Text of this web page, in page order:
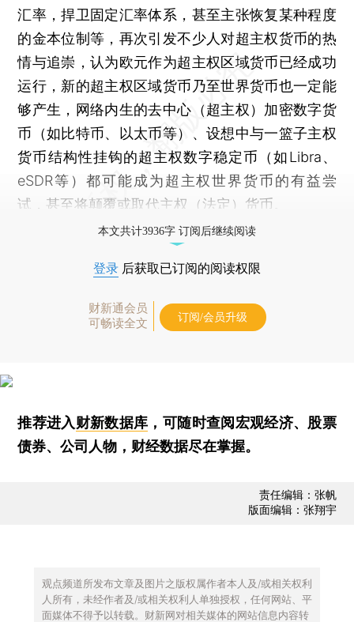
汇率，捍卫固定汇率体系，甚至主张恢复某种程度
的金本位制等，再次引发不少人对超主权货币的热
情与追崇，认为欧元作为超主权区域货币已经成功
运行，新的超主权区域货币乃至世界货币也一定能
够产生，网络内生的去中心（超主权）加密数字货
币（如比特币、以太币等）、设想中与一篮子主权
货币结构性挂钩的超主权数字稳定币（如Libra、
eSDR等）都可能成为超主权世界货币的有益尝
试，甚至将颠覆或取代主权（法定）货币。
本文共计3936字 订阅后继续阅读
登录 后获取已订阅的阅读权限
财新通会员
可畅读全文
订阅/会员升级
推荐进入财新数据库 ，可随时查阅宏观经济、股票
债券、公司人物，财经数据尽在掌握。
责任编辑：张帆
版面编辑：张翔宇
观点频道所发布文章及图片之版权属作者本人及/或相关权利
人所有，未经作者及/或相关权利人单独授权，任何网站、平
面媒体不得予以转载。财新网对相关媒体的网站信息内容转